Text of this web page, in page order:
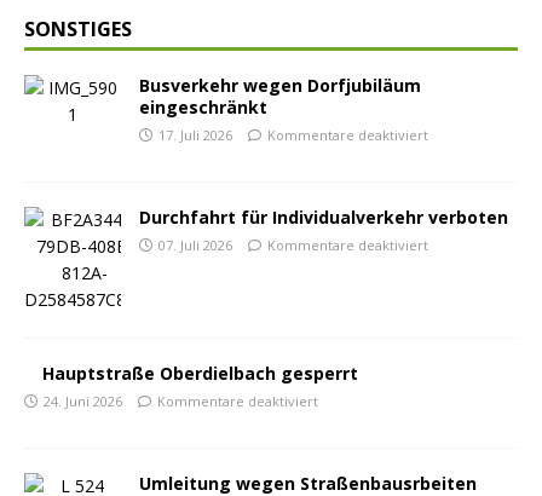
SONSTIGES
Busverkehr wegen Dorfjubiläum
eingeschränkt
17. Juli 2026 Kommentare deaktiviert
Durchfahrt für Individualverkehr verboten
07. Juli 2026 Kommentare deaktiviert
Hauptstraße Oberdielbach gesperrt
24. Juni 2026 Kommentare deaktiviert
Umleitung wegen Straßenbausrbeiten